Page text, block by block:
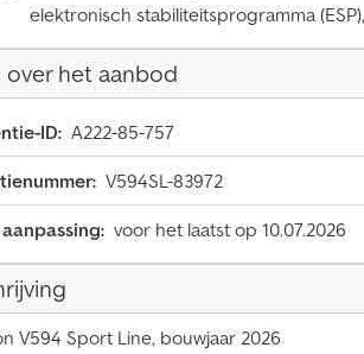
elektronisch stabiliteitsprogramma
over het aanbod
ID: A222-85-757
V594SL-83972
voor het laatst op 10.07.2026
V594 Sport Line, bouwjaar 2026